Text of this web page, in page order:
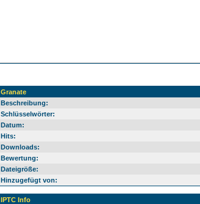
Granate
Beschreibung:
Schlüsselwörter:
Datum:
Hits:
Downloads:
Bewertung:
Dateigröße:
Hinzugefügt von:
IPTC Info